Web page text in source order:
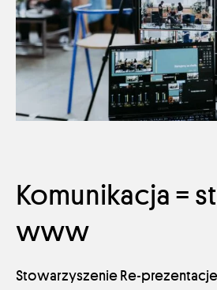
Komunikacja =
www
Stowarzyszenie Re-